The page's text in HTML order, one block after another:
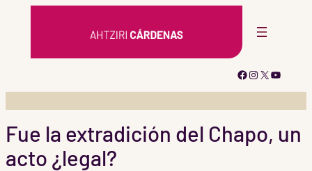
Facebook
Instagram
X YouTube
Fue la extradición del Chapo, un
acto ¿legal?